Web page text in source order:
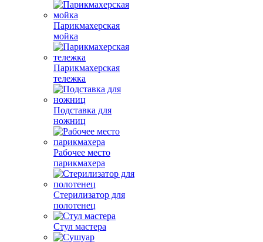
Парикмахерская
мойка
Парикмахерская
тележка
Подставка для
ножниц
Рабочее место
парикмахера
Стерилизатор для
полотенец
Стул мастера